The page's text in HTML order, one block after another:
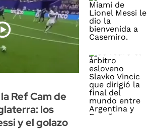
Ref Cam de
los
y el golazo